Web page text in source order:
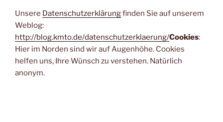
Unsere Datenschutzerklärungfinden Sie auf unserem
Weblog:
http://blog.kmto.de/datenschutzerklaerung/Cookies:
Hier im Norden sind wir auf Augenhöhe. Cookies
helfen uns, Ihre Wünsch zu verstehen. Natürlich
anonym.